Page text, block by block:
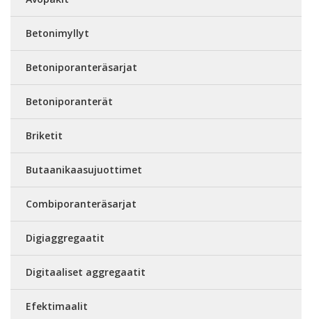
Betonimyllyt
Betoniporanteräsarjat
Betoniporanterät
Briketit
Butaanikaasujuottimet
Combiporanteräsarjat
Digiaggregaatit
Digitaaliset aggregaatit
Efektimaalit